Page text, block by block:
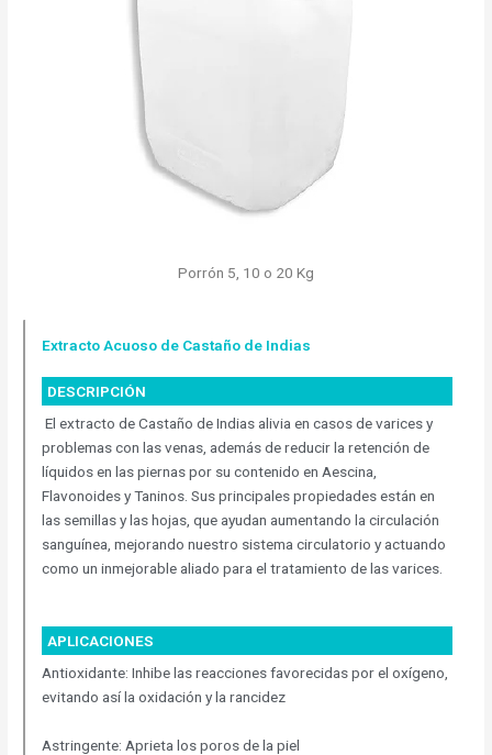
Porrón 5, 10 o 20 Kg
Extracto Acuoso de Castaño de Indias
DESCRIPCIÓN
El extracto de Castaño de Indias alivia en casos de varices y
problemas con las venas, además de reducir la retención de
líquidos en las piernas por su contenido en Aescina,
Flavonoides y Taninos. Sus principales propiedades están en
las semillas y las hojas, que ayudan aumentando la circulación
sanguínea, mejorando nuestro sistema circulatorio y actuando
como un inmejorable aliado para el tratamiento de las varices.
APLICACIONES
Antioxidante: Inhibe las reacciones favorecidas por el oxígeno,
evitando así la oxidación y la rancidez
Astringente: Aprieta los poros de la piel